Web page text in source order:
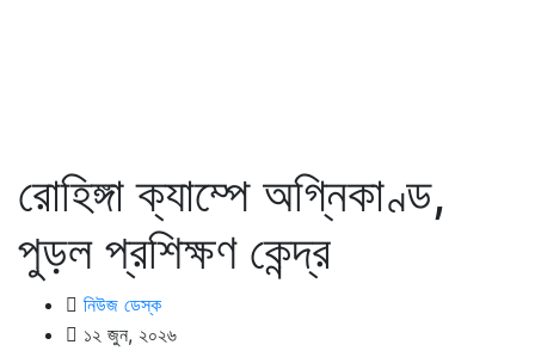
রোহিঙ্গা ক্যাম্পে অগ্নিকাণ্ড,
পুড়ল প্রশিক্ষণ কেন্দ্র
নিউজ ডেস্ক
১২ জুন, ২০২৬